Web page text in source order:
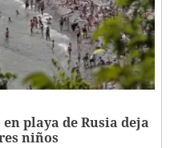
playa de Rusia deja
niños